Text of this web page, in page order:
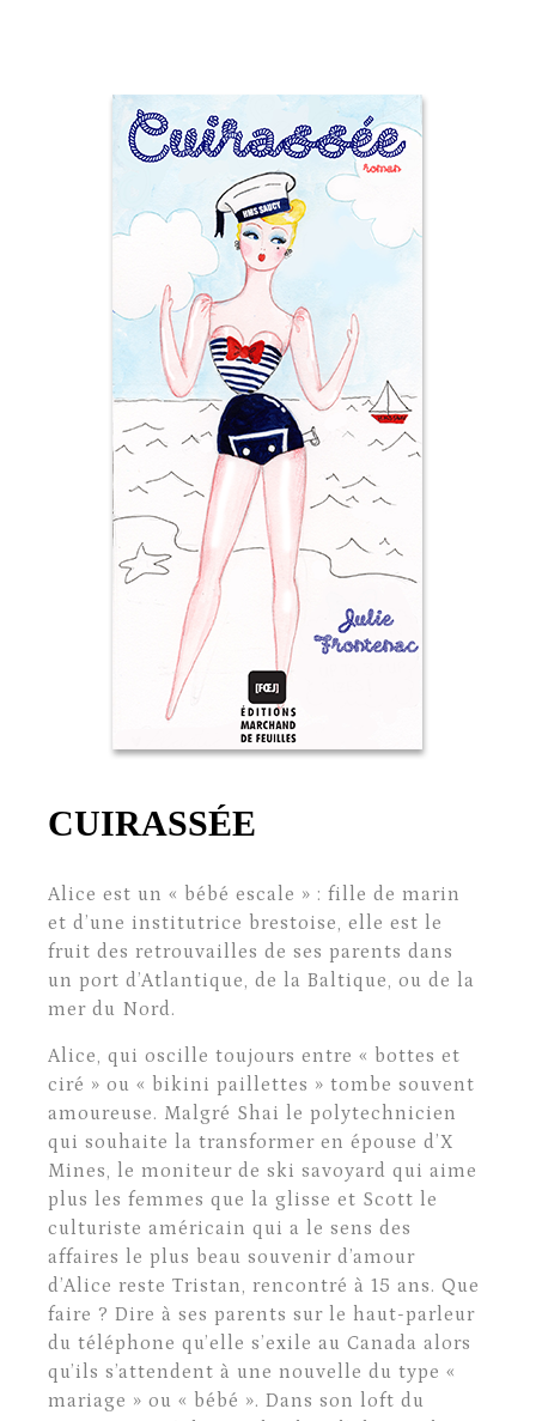
CUIRASSÉE
Alice est un « bébé escale » : fille de marin
et d’une institutrice brestoise, elle est le
fruit des retrouvailles de ses parents dans
un port d’Atlantique, de la Baltique, ou de la
mer du Nord.
Alice, qui oscille toujours entre « bottes et
ciré » ou « bikini paillettes » tombe souvent
amoureuse. Malgré Shai le polytechnicien
qui souhaite la transformer en épouse d’X
Mines, le moniteur de ski savoyard qui aime
plus les femmes que la glisse et Scott le
culturiste américain qui a le sens des
affaires le plus beau souvenir d’amour
d’Alice reste Tristan, rencontré à 15 ans. Que
faire ? Dire à ses parents sur le haut-parleur
du téléphone qu’elle s’exile au Canada alors
qu’ils s’attendent à une nouvelle du type «
mariage » ou « bébé ». Dans son loft du